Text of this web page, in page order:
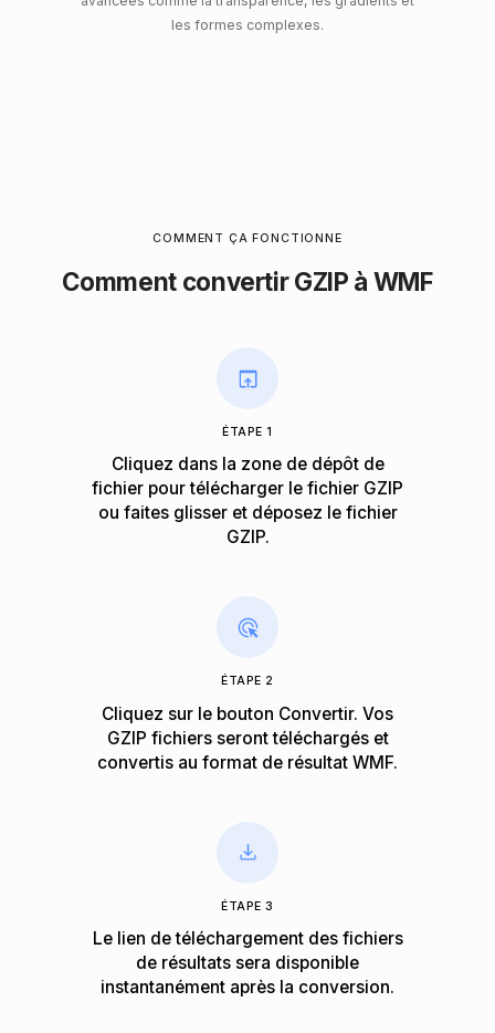
les formes complexes.
COMMENT ÇA FONCTIONNE
Comment convertir GZIP à WMF
ÉTAPE 1
Cliquez dans la zone de dépôt de
fichier pour télécharger le fichier GZIP
ou faites glisser et déposez le fichier
GZIP.
ÉTAPE 2
Cliquez sur le bouton Convertir. Vos
GZIP fichiers seront téléchargés et
convertis au format de résultat WMF.
ÉTAPE 3
Le lien de téléchargement des fichiers
de résultats sera disponible
instantanément après la conversion.